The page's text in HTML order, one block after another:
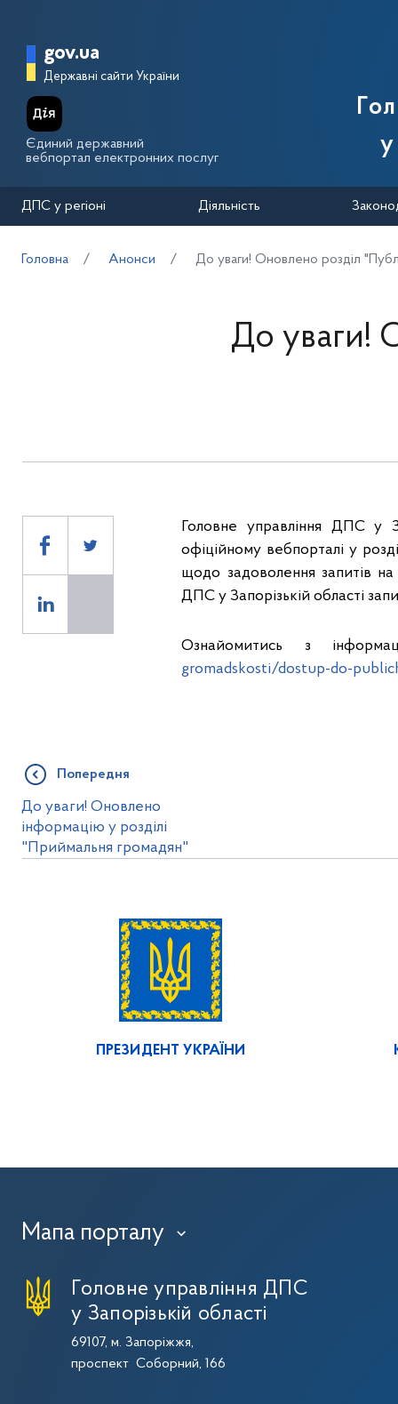
Головна сторінка Державної
gov.ua
Державні сайти України
Єдиний державний
вебпортал електронних послуг
ДПС у регіоні Діяльність
Головна Анонси До уваги! Оновлено розділ
До уваги!
Головне управління ДПС у
офіційному вебпорталі у
щодо задоволення запитів
ДПС у Запорізькій області
Ознайомитись з
gromadskosti/dostup-do-
Попередня
До уваги! Оновлено
інформацію у розділі
"Приймальня громадян"
ПРЕЗИДЕНТ УКРАЇНИ
Мапа порталу ›
Головне управління ДПС
у Запорізькій області
69107, м. Запоріжжя,
проспект Соборний, 166